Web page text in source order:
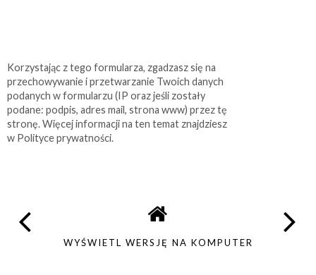
Korzystając z tego formularza, zgadzasz się na
przechowywanie i przetwarzanie Twoich danych
podanych w formularzu (IP oraz jeśli zostały
podane: podpis, adres mail, strona www) przez tę
stronę. Więcej informacji na ten temat znajdziesz
w Polityce prywatności.
WYŚWIETL WERSJĘ NA KOMPUTER